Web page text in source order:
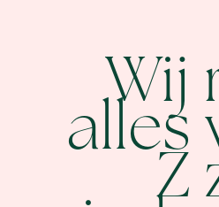
Wij
alles
Z